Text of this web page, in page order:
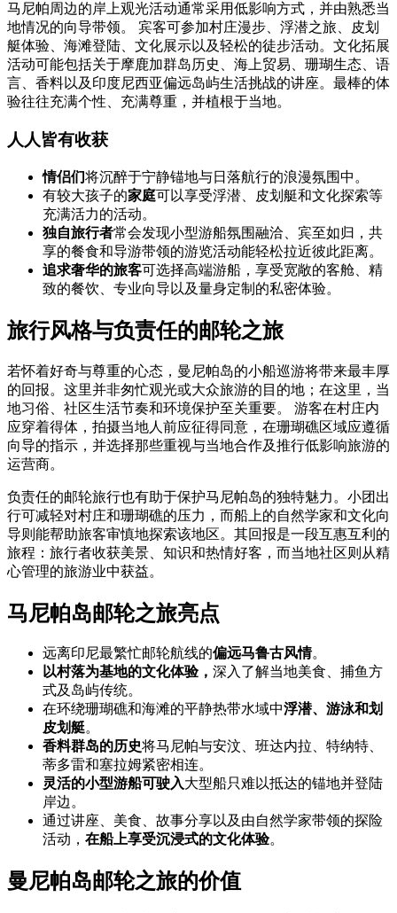
马尼帕周边的岸上观光活动通常采用低影响方式，并由熟悉当
地情况的向导带领。 宾客可参加村庄漫步、浮潜之旅、皮划
艇体验、海滩登陆、文化展示以及轻松的徒步活动。文化拓展
活动可能包括关于摩鹿加群岛历史、海上贸易、珊瑚生态、语
言、香料以及印度尼西亚偏远岛屿生活挑战的讲座。最棒的体
验往往充满个性、充满尊重，并植根于当地。
人人皆有收获
情侣们将沉醉于宁静锚地与日落航行的浪漫氛围中。
有较大孩子的家庭可以享受浮潜、皮划艇和文化探索等
充满活力的活动。
独自旅行者常会发现小型游船氛围融洽、宾至如归，共
享的餐食和导游带领的游览活动能轻松拉近彼此距离。
追求奢华的旅客可选择高端游船，享受宽敞的客舱、精
致的餐饮、专业向导以及量身定制的私密体验。
旅行风格与负责任的邮轮之旅
若怀着好奇与尊重的心态，曼尼帕岛的小船巡游将带来最丰厚
的回报。这里并非匆忙观光或大众旅游的目的地；在这里，当
地习俗、社区生活节奏和环境保护至关重要。 游客在村庄内
应穿着得体，拍摄当地人前应征得同意，在珊瑚礁区域应遵循
向导的指示，并选择那些重视与当地合作及推行低影响旅游的
运营商。
负责任的邮轮旅行也有助于保护马尼帕岛的独特魅力。小团出
行可减轻对村庄和珊瑚礁的压力，而船上的自然学家和文化向
导则能帮助旅客审慎地探索该地区。其回报是一段互惠互利的
旅程：旅行者收获美景、知识和热情好客，而当地社区则从精
心管理的旅游业中获益。
马尼帕岛邮轮之旅亮点
远离印尼最繁忙邮轮航线的偏远马鲁古风情。
以村落为基地的文化体验， 深入了解当地美食、捕鱼方
式及岛屿传统。
在环绕珊瑚礁和海滩的平静热带水域中浮潜、游泳和划
皮划艇。
香料群岛的历史将马尼帕与安汶、班达内拉、特纳特、
蒂多雷和塞拉姆紧密相连。
灵活的小型游船可驶入大型船只难以抵达的锚地并登陆
岸边。
通过讲座、美食、故事分享以及由自然学家带领的探险
活动， 在船上享受沉浸式的文化体验。
曼尼帕岛邮轮之旅的价值